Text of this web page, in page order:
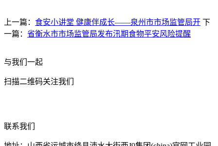
上一篇： 食安小讲堂 健康伴成长——泉州市市场监管局开 下
一篇： 省衡水市市场监管局发布汛期食物平安风险提醒
与我们一起
扫描二维码关注我们
联系我们